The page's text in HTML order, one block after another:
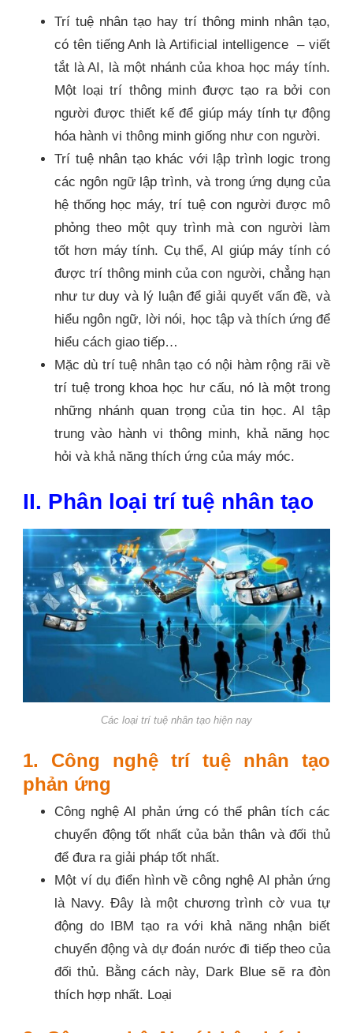
Trí tuệ nhân tạo hay trí thông minh nhân tạo,
có tên tiếng Anh là Artificial intelligence – viết
tắt là AI, là một nhánh của khoa học máy tính.
Một loại trí thông minh được tạo ra bởi con
người được thiết kế để giúp máy tính tự động
hóa hành vi thông minh giống như con người.
Trí tuệ nhân tạo khác với lập trình logic trong
các ngôn ngữ lập trình, và trong ứng dụng của
hệ thống học máy, trí tuệ con người được mô
phỏng theo một quy trình mà con người làm
tốt hơn máy tính. Cụ thể, AI giúp máy tính có
được trí thông minh của con người, chẳng hạn
như tư duy và lý luận để giải quyết vấn đề, và
hiểu ngôn ngữ, lời nói, học tập và thích ứng để
hiểu cách giao tiếp…
Mặc dù trí tuệ nhân tạo có nội hàm rộng rãi về
trí tuệ trong khoa học hư cấu, nó là một trong
những nhánh quan trọng của tin học. AI tập
trung vào hành vi thông minh, khả năng học
hỏi và khả năng thích ứng của máy móc.
II. Phân loại trí tuệ nhân tạo
Các loại trí tuệ nhân tạo hiện nay
1. Công nghệ trí tuệ nhân tạo
phản ứng
Công nghệ AI phản ứng có thể phân tích các
chuyển động tốt nhất của bản thân và đối thủ
để đưa ra giải pháp tốt nhất.
Một ví dụ điển hình về công nghệ AI phản ứng
là Navy. Đây là một chương trình cờ vua tự
động do IBM tạo ra với khả năng nhận biết
chuyển động và dự đoán nước đi tiếp theo của
đối thủ. Bằng cách này, Dark Blue sẽ ra đòn
thích hợp nhất. Loại